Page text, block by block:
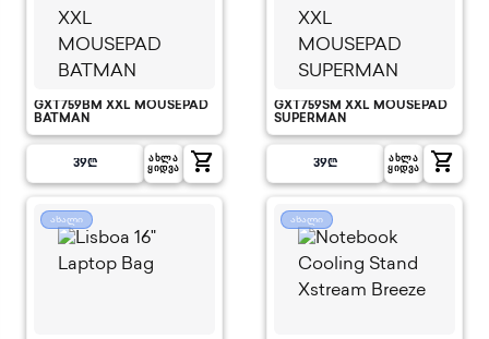
GXT759BM XXL MOUSEPAD
BATMAN
39₾
ᲐᲮᲚᲐ
ᲧᲘᲓᲕᲐ
shopping_cart
GXT759SM XXL MOUSEPAD
SUPERMAN
39₾
ᲐᲮᲚᲐ
ᲧᲘᲓᲕᲐ
shopping_cart
ახალი ახალი